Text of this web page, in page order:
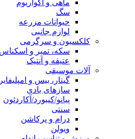
ماهی و آکواریوم
سگ
حیوانات مزرعه
لوازم جانبی
کلکسیون و سرگرمی
سکه، تمبر و اسکناس
عتیقه و آنتیک
آلات موسیقی
گیتار، بیس و امپلیفایر
سازهای بادی
پیانو/کیبورد/آکاردئون
سنتی
درام و پرکاشن
ویولن